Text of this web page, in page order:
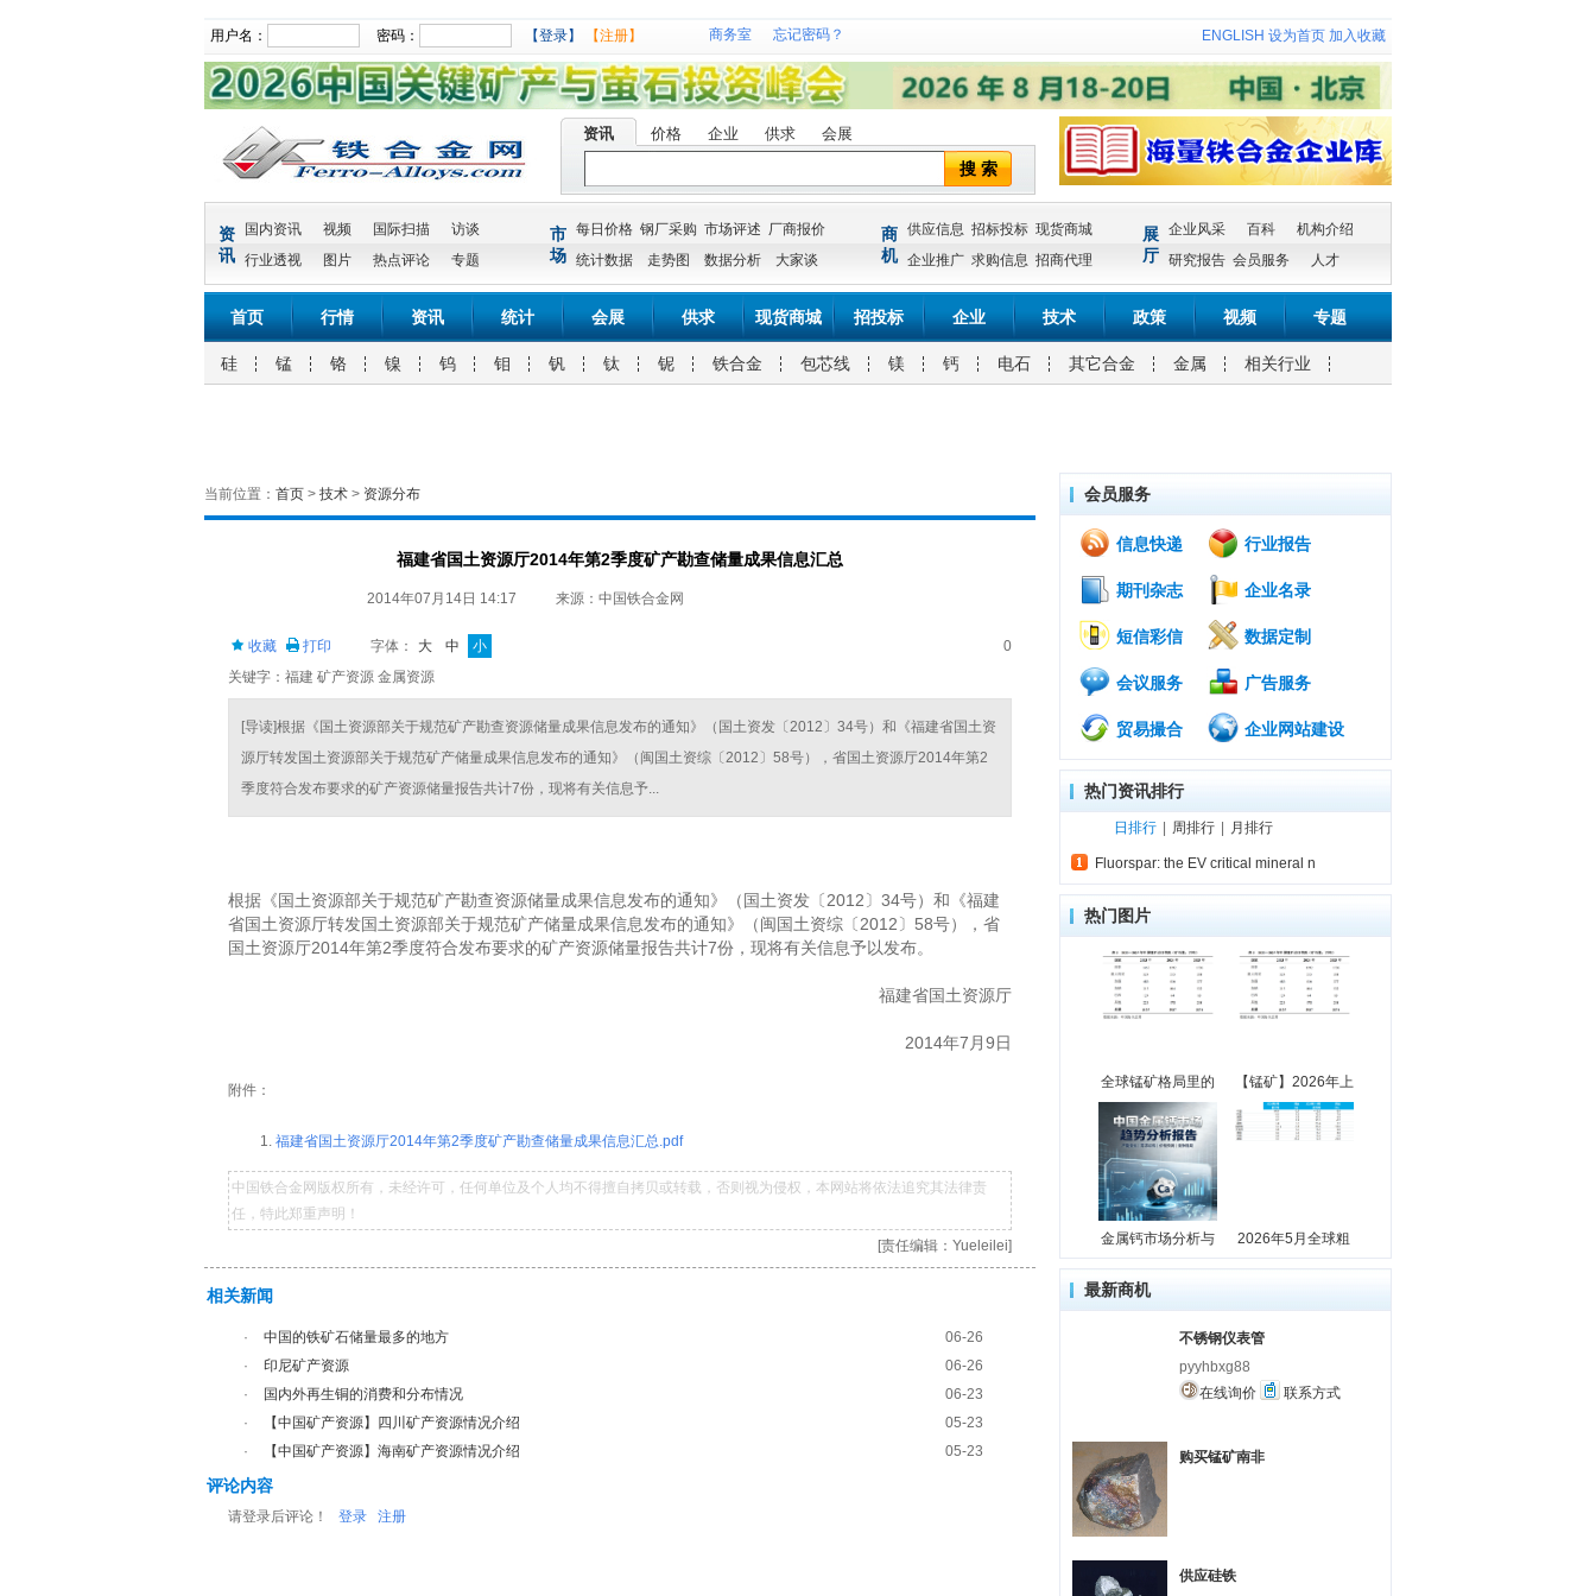
用户名： 密码： 【登录】 【注册】 商务室 忘记密码？ ENGLISH 设为首页 加入收藏
资讯 价格 企业 供求 会展
搜 索
资
讯
国内资讯 视频 国际扫描
访谈
行业透视
图片 热点评论 专题
市
场
每日价格 钢厂采购 市场评述 厂商报价
统计数据
走势图 数据分析 大家谈
商
机
供应信息 招标投标 现货商城
企业推广 求购信息 招商代理
展
厅
企业风采 百科
机构介绍
研究报告 会员服务 人才
首页 行情 资讯 统计 会展 供求 现货商城 招投标 企业 技术 政策 视频 专题
硅 锰 铬 镍 钨 钼 钒 钛 铌 铁合金 包芯线 镁 钙 电石 其它合金 金属 相关行业
当前位置： 首页 > 技术 > 资源分布
福建省国土资源厅2014年第2季度矿产勘查储量成果信息汇总
2014年07月14日 14:17 来源：中国铁合金网
收藏 打印 字体： 大 中 小
0
关键字：福建 矿产资源 金属资源
[导读]根据《国土资源部关于规范矿产勘查资源储量成果信息发布的通知》（国土资发〔2012〕34号）和《福建省国土资
源厅转发国土资源部关于规范矿产储量成果信息发布的通知》（闽国土资综〔2012〕58号），省国土资源厅2014年第2
季度符合发布要求的矿产资源储量报告共计7份，现将有关信息予...
根据《国土资源部关于规范矿产勘查资源储量成果信息发布的通知》（国土资发〔2012〕34号）和《福建
省国土资源厅转发国土资源部关于规范矿产储量成果信息发布的通知》（闽国土资综〔2012〕58号），省
国土资源厅2014年第2季度符合发布要求的矿产资源储量报告共计7份，现将有关信息予以发布。
福建省国土资源厅
2014年7月9日
附件：
福建省国土资源厅2014年第2季度矿产勘查储量成果信息汇总.pdf
中国铁合金网版权所有，未经许可，任何单位及个人均不得擅自拷贝或转载，否则视为侵权，本网站将依法追究其法律责
任，特此郑重声明！
[责任编辑：Yueleilei]
相关新闻
· 中国的铁矿石储量最多的地方
06-26
·
印尼矿产资源
06-26
·
国内外再生铜的消费和分布情况
06-23
·
【中国矿产资源】四川矿产资源情况介绍
05-23
·
【中国矿产资源】海南矿产资源情况介绍 05-23
评论内容
请登录后评论！ 登录 注册
会员服务
信息快递 行业报告
期刊杂志 企业名录
短信彩信 数据定制
会议服务 广告服务
贸易撮合 企业网站建设
热门资讯排行
日排行 周排行 月排行
Fluorspar: the EV critical mineral n
热门图片
全球锰矿格局里的 【锰矿】2026年上
金属钙市场分析与 2026年5月全球粗
最新商机
不锈钢仪表管
pyyhbxg88
在线询价
联系方式
购买锰矿南非
供应硅铁